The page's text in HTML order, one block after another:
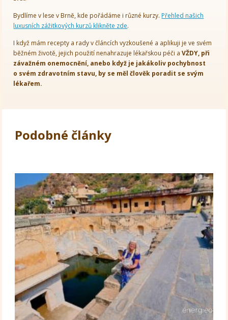
Bydlíme v lese v Brně, kde pořádáme i různé kurzy. Přehled našich
luxusních zážitkových kurzů klikněte zde.
I když mám recepty a rady v článcích vyzkoušené a aplikuji je ve svém
běžném životě, jejich použití nenahrazuje lékařskou péči aVŽDY, při
závažném onemocnění, anebo když je jakákoliv pochybnost
o svém zdravotním stavu, by se měl člověk poradit se svým
lékařem.
Podobné články